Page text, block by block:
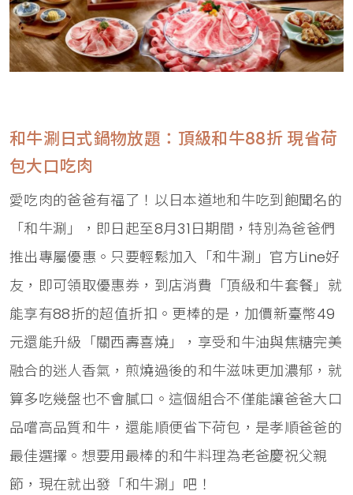
和牛涮日式鍋物放題：頂級和牛88折 現省荷
包大口吃肉
愛吃肉的爸爸有福了！以日本道地和牛吃到飽聞名的
「和牛涮」，即日起至8月31日期間，特別為爸爸們
推出專屬優惠。只要輕鬆加入「和牛涮」官方Line好
友，即可領取優惠券，到店消費「頂級和牛套餐」就
能享有88折的超值折扣。更棒的是，加價新臺幣49
元還能升級「關西壽喜燒」，享受和牛油與焦糖完美
融合的迷人香氣，煎燒過後的和牛滋味更加濃郁，就
算多吃幾盤也不會膩口。這個組合不僅能讓爸爸大口
品嚐高品質和牛，還能順便省下荷包，是孝順爸爸的
最佳選擇。想要用最棒的和牛料理為老爸慶祝父親
節，現在就出發「和牛涮」吧！